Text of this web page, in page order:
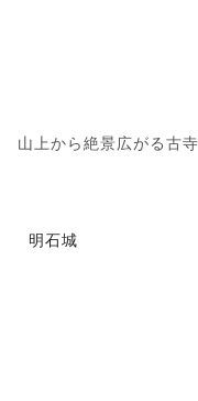
山上から絶景広がる古寺
明石城